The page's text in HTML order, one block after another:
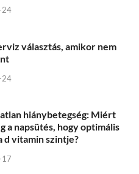
24
választás, amikor nem
24
hiánybetegség: Miért
a napsütés, hogy optimális
d vitamin szintje?